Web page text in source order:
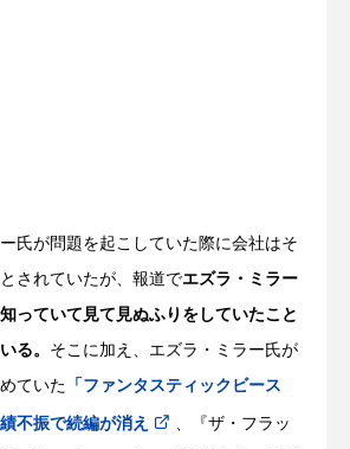
氏が問題を起こしていた際に会社はそ
されていたが、報道でエズラ・ミラー
っていて見て見ぬふりをしていたこと
る。 そこに加え、エズラ・ミラー氏が
ていた 「ファンタスティックビース
不振で続編が消え 、『ザ・フラッ